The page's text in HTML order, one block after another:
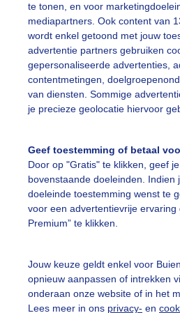
te tonen, en voor
mediapartners. Ook content van
wordt enkel getoond met jouw
advertentie partners gebruiken
gepersonaliseerde advertenties,
contentmetingen,
van diensten. Sommige
je precieze geolocatie hiervoor
Geef toestemming of betaal
Door op "Gratis" te klikken, geef
bovenstaande doeleinden. Indien
doeleinde toestemming wenst te
voor een advertentievrije ervaring
Premium” te klikken.
Jouw keuze geldt enkel voor
opnieuw aanpassen of intrekken
onderaan onze website of in het
Lees meer in ons privacy- en
slideshow
vragen